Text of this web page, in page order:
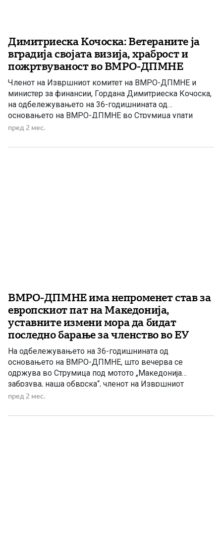
Димитриеска Кочоска: Ветераните ја
вградија својата визија, храброст и
пожртвуваност во ВМРО-ДПМНЕ
Членот на Извршниот комитет на ВМРО-ДПМНЕ и
министер за финансии, Гордана Димитриеска Кочоска,
на одбележувањето на 36-годишнината од
основањето на ВМРО-ДПМНЕ во Струмица упати
честитки до членството, симпатизерите и
ветераните се меѓу најзаслужните за создавањето и
пред 2 мес.
ВМРО-ДПМНЕ има непроменет став за
европскиот пат на Македонија,
уставните измени мора да бидат
последно барање за членство во ЕУ
На одбележувањето на 36-годишнината од
основањето на ВМРО-ДПМНЕ, што вечерва се
одржува во Струмица под мотото „Македонија
забрзува, наша обврска“, членот на Извршниот
комитет на ВМРО-ДПМНЕ, Дафина Стојаноска, порача
формирана пред повеќе од три децении и продолжува
пред 2 мес.